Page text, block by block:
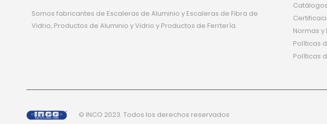
Somos fabricantes de Escaleras de Aluminio y Escaleras de Fibra de
Vidrio, Productos de Aluminio y Vidrio y Productos de Ferrtería.
Catálogos
Normas y
Políticas
Políticas
© INCO 2023. Todos los derechos reservados